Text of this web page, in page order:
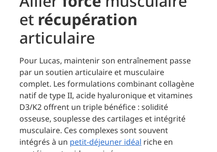
et récupération
articulaire
Pour Lucas, maintenir son entraînement passe
par un soutien articulaire et musculaire
complet. Les formulations combinant collagène
natif de type II, acide hyaluronique et vitamines
D3/K2 offrent un triple bénéfice : solidité
osseuse, souplesse des cartilages et intégrité
musculaire. Ces complexes sont souvent
intégrés à un petit-déjeuner idéal riche en